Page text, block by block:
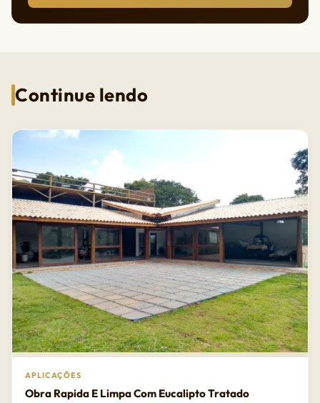
Continue lendo
APLICAÇÕES
Obra Rapida E Limpa Com Eucalipto Tratado